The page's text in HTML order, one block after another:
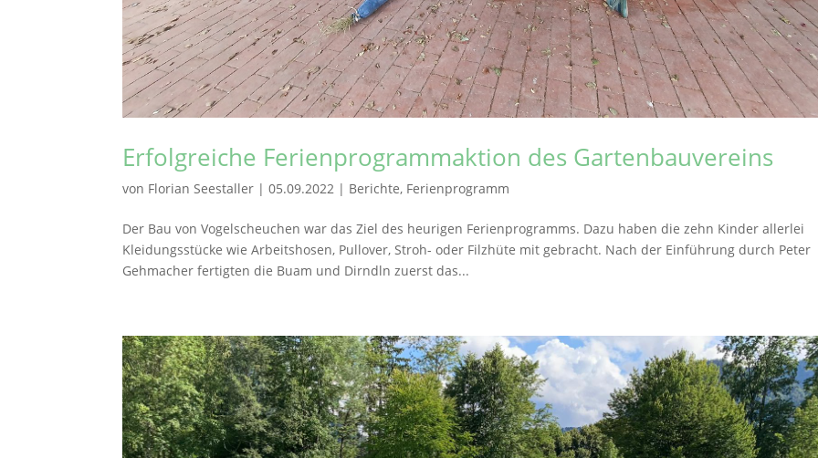
Erfolgreiche Ferienprogrammaktion des Gartenbauvereins
von Florian Seestaller |05.09.2022 | Berichte, Ferienprogramm
Der Bau von Vogelscheuchen war das Ziel des heurigen Ferienprogramms. Dazu haben die zehn Kinder allerlei
Kleidungsstücke wie Arbeitshosen, Pullover, Stroh- oder Filzhüte mit gebracht. Nach der Einführung durch Peter
Gehmacher fertigten die Buam und Dirndln zuerst das...